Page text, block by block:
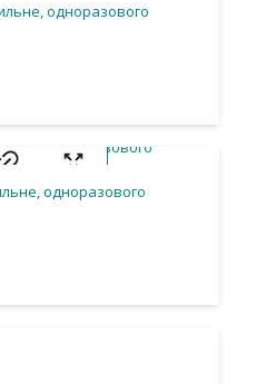
одноразового
одноразового